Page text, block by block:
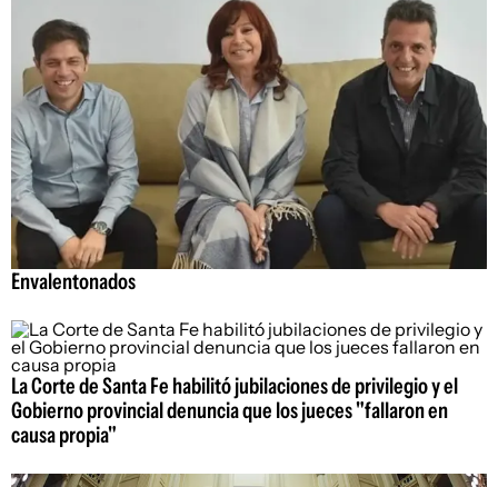
Envalentonados
La Corte de Santa Fe habilitó jubilaciones de privilegio y el
Gobierno provincial denuncia que los jueces "fallaron en
causa propia"